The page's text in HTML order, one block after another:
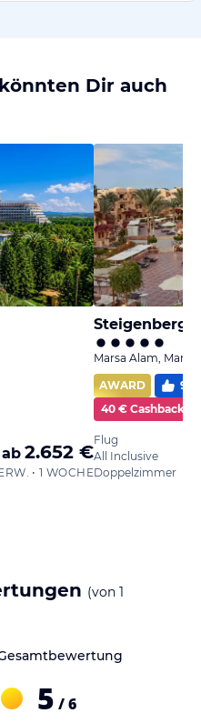
Dir auch
ab 2.652 €
• 1 WOCHE
Marsa Alam,
AWARD
99
40 € Cashback
Flug
All Inclusive
Doppelzimmer
(von 1
5 / 6